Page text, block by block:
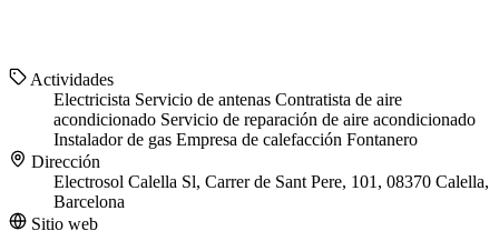
Actividades
Electricista Servicio de antenas Contratista de aire
acondicionado Servicio de reparación de aire acondicionado
Instalador de gas Empresa de calefacción Fontanero
Dirección
Electrosol Calella Sl, Carrer de Sant Pere, 101, 08370 Calella,
Barcelona
Sitio web